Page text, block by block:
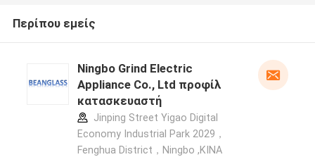
Περίπου εμείς
Ningbo Grind Electric
Appliance Co., Ltd προφίλ
κατασκευαστή
Jinping Street Yigao Digital
Economy Industrial Park 2029，
Fenghua District，Ningbo ,ΚΙΝΑ